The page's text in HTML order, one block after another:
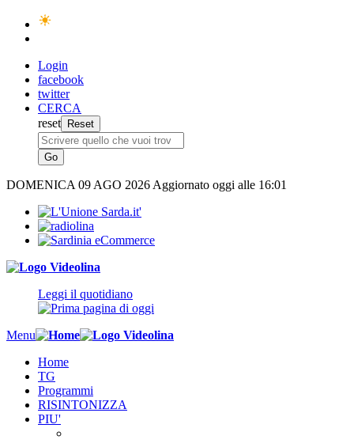
Login
facebook
twitter
CERCA
reset
DOMENICA 09 AGO 2026 Aggiornato oggi alle 16:01
Leggi il quotidiano
Menu
Home
TG
Programmi
RISINTONIZZA
PIU'